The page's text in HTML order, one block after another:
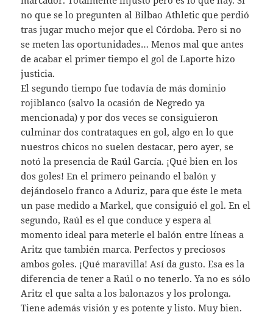
no que se lo pregunten al Bilbao Athletic que perdió
tras jugar mucho mejor que el Córdoba. Pero si no
se meten las oportunidades… Menos mal que antes
de acabar el primer tiempo el gol de Laporte hizo
justicia.
El segundo tiempo fue todavía de más dominio
rojiblanco (salvo la ocasión de Negredo ya
mencionada) y por dos veces se consiguieron
culminar dos contrataques en gol, algo en lo que
nuestros chicos no suelen destacar, pero ayer, se
notó la presencia de Raúl García. ¡Qué bien en los
dos goles! En el primero peinando el balón y
dejándoselo franco a Aduriz, para que éste le meta
un pase medido a Markel, que consiguió el gol. En el
segundo, Raúl es el que conduce y espera al
momento ideal para meterle el balón entre líneas a
Aritz que también marca. Perfectos y preciosos
ambos goles. ¡Qué maravilla! Así da gusto. Esa es la
diferencia de tener a Raúl o no tenerlo. Ya no es sólo
Aritz el que salta a los balonazos y los prolonga.
Tiene además visión y es potente y listo. Muy bien.